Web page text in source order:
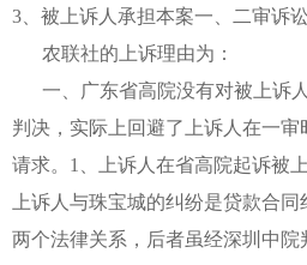
3、被上诉人承担本案一、二审诉讼
农联社的上诉理由为：
一、广东省高院没有对被上诉
判决，实际上回避了上诉人在一
请求。1、上诉人在省高院起诉被
上诉人与珠宝城的纠纷是贷款合
两个法律关系，后者虽经深圳中